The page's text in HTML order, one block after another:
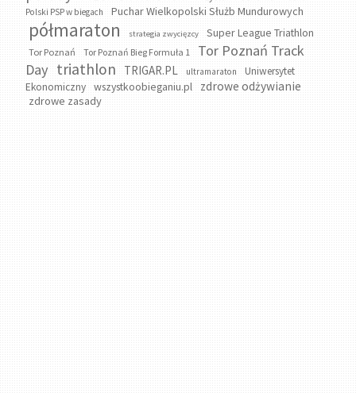
Polski PSP w biegach
Puchar Wielkopolski Służb Mundurowych
półmaraton strategia zwycięzcy Super League Triathlon
Tor Poznań Tor Poznań Bieg Formuła 1
Tor Poznań Track
Day triathlon TRIGAR.PL ultramaraton
Uniwersytet
Ekonomiczny
wszystkoobieganiu.pl zdrowe odżywianie
zdrowe zasady